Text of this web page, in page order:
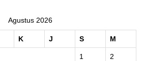
Agustus 2026
K J S M
1 2